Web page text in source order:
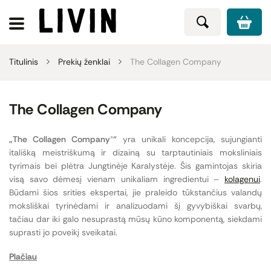
Titulinis Prekių ženklai The Collagen Company
The Collagen Company
„The Collagen Company®“ yra unikali koncepcija, sujungianti
itališką meistriškumą ir dizainą su tarptautiniais moksliniais
tyrimais bei plėtra Jungtinėje Karalystėje. Šis gamintojas skiria
visą savo dėmesį vienam unikaliam ingredientui – kolagenui.
Būdami šios srities ekspertai, jie praleido tūkstančius valandų
moksliškai tyrinėdami ir analizuodami šį gyvybiškai svarbų,
tačiau dar iki galo nesuprastą mūsų kūno komponentą, siekdami
suprasti jo poveikį sveikatai.
„The Collagen Company®“ misija – sudaryti sąlygas vartotojams
Plačiau